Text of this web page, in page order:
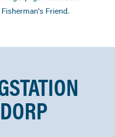
Fisherman's Friend.